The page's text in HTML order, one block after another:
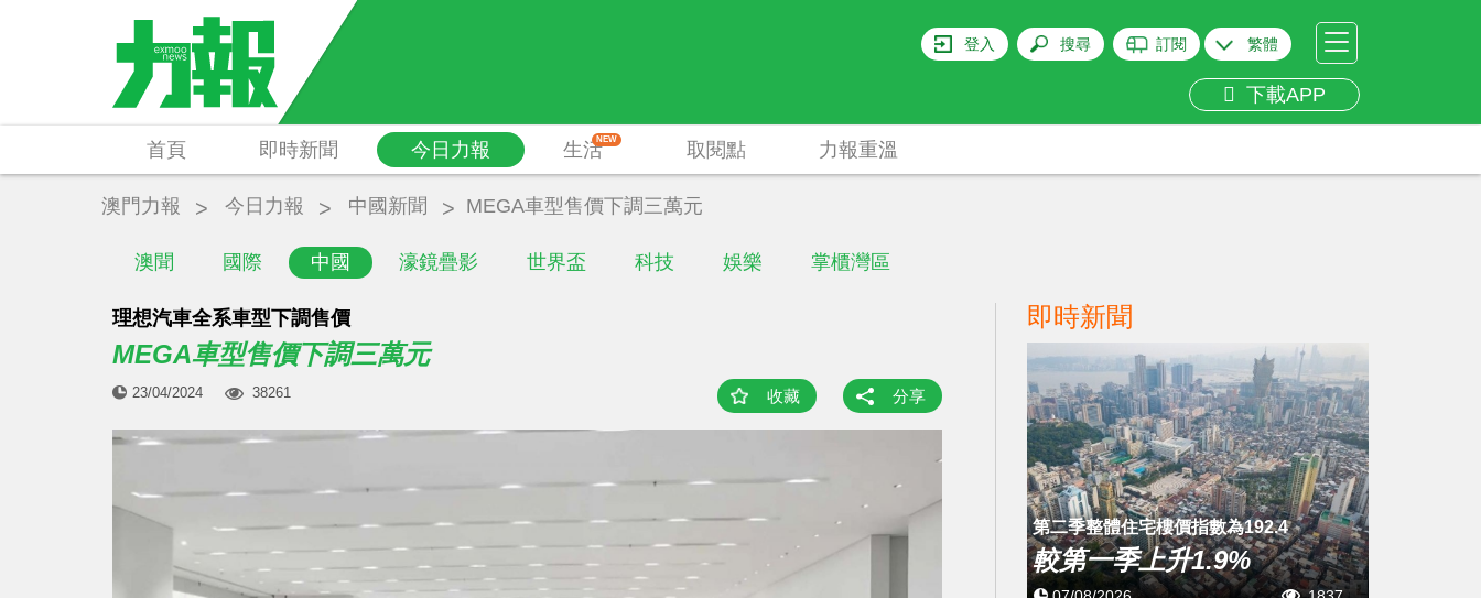
登入 搜尋 訂閱 繁體
下載APP
首頁 即時新聞 今日力報
澳聞 國際 中國 濠鏡疊影 世界盃 科技 娛樂 掌櫃灣區
生活NEW 取閱點 力報重溫
澳門力報 今日力報 中國新聞 MEGA車型售價下調三萬元
理想汽車全系車型下調售價
MEGA車型售價下調三萬元
23/04/2024 38261 收藏 分享
即時新聞
第二季整體住宅樓價指數為192.4
較第一季上升1.9%